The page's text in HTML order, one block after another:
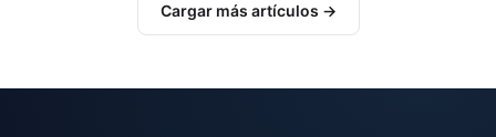
Cargar más artículos →